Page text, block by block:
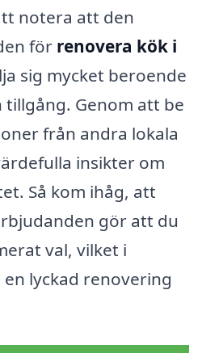
notera att den
för renovera kök i
sig mycket beroende
Genom att be
från andra lokala
insikter om
Så kom ihåg, att
gör att du
val, vilket i
lyckad renovering